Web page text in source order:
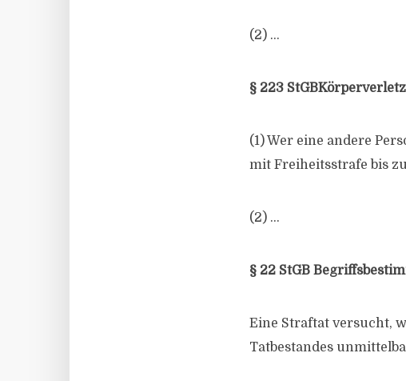
(2) …
§ 223
(1) Wer eine andere
mit Freiheitsstrafe bis
(2) …
§ 22 StGB
Eine Straftat versucht,
Tatbestandes